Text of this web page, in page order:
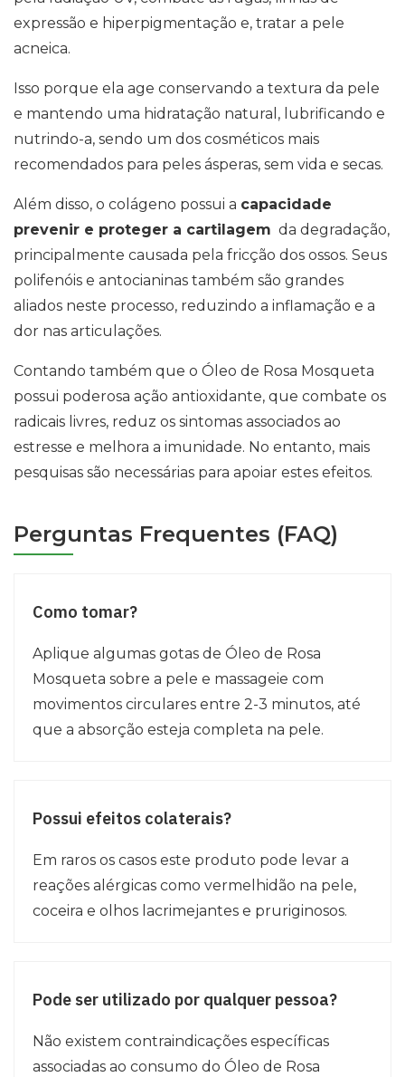
expressão e hiperpigmentação e, tratar a pele
acneica.
Isso porque ela age conservando a textura da pele
e mantendo uma hidratação natural, lubrificando e
nutrindo-a, sendo um dos cosméticos mais
recomendados para peles ásperas, sem vida e secas.
Além disso, o colágeno possui a capacidade
prevenir e proteger a cartilagem da degradação,
principalmente causada pela fricção dos ossos. Seus
polifenóis e antocianinas também são grandes
aliados neste processo, reduzindo a inflamação e a
dor nas articulações.
Contando também que o Óleo de Rosa Mosqueta
possui poderosa ação antioxidante, que combate os
radicais livres, reduz os sintomas associados ao
estresse e melhora a imunidade. No entanto, mais
pesquisas são necessárias para apoiar estes efeitos.
Perguntas Frequentes (FAQ)
Como tomar?
Aplique algumas gotas de Óleo de Rosa
Mosqueta sobre a pele e massageie com
movimentos circulares entre 2-3 minutos, até
que a absorção esteja completa na pele.
Possui efeitos colaterais?
Em raros os casos este produto pode levar a
reações alérgicas como vermelhidão na pele,
coceira e olhos lacrimejantes e pruriginosos.
Pode ser utilizado por qualquer pessoa?
Não existem contraindicações específicas
associadas ao consumo do Óleo de Rosa